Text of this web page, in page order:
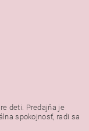
deti. Predajňa je
spokojnosť, radi sa